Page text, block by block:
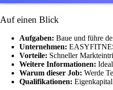
Auf einen Blick
Aufgaben: Baue und führe
Unternehmen:
Vorteile: Schneller
Weitere Informationen:
Warum dieser Job: Werde
Qualifikationen: